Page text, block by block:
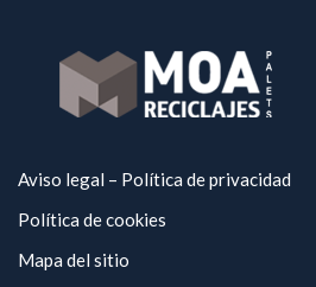
Aviso legal – Política de privacidad
Política de cookies
Mapa del sitio